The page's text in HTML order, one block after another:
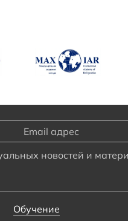
новостей и
Обучение